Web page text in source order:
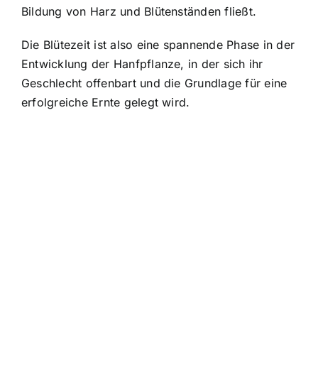
Bildung von Harz und Blütenständen fließt.
Die Blütezeit ist also eine spannende Phase in der
Entwicklung der Hanfpflanze, in der sich ihr
Geschlecht offenbart und die Grundlage für eine
erfolgreiche Ernte gelegt wird.